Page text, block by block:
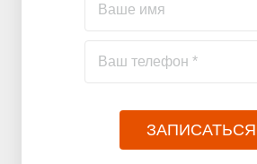
ЗАПИСАТЬСЯ